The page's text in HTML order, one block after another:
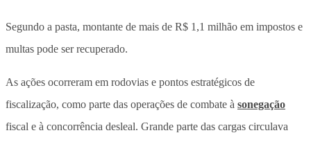
Segundo a pasta, montante de mais de R$ 1,1 milhão em impostos e
multas pode ser recuperado.
As ações ocorreram em rodovias e pontos estratégicos de
fiscalização, como parte das operações de combate à sonegação
fiscal e à concorrência desleal. Grande parte das cargas circulava